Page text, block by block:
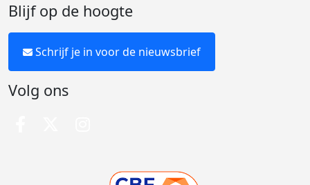
Blijf op de hoogte
Schrijf je in voor de nieuwsbrief
Volg ons